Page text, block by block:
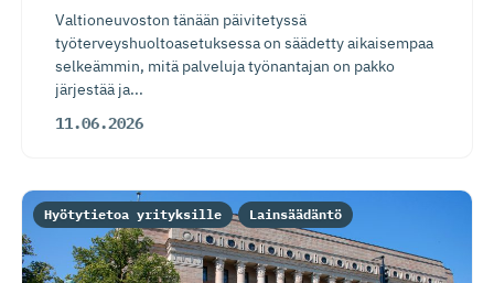
Valtioneuvoston tänään päivitetyssä
työterveyshuoltoasetuksessa on säädetty aikaisempaa
selkeämmin, mitä palveluja työnantajan on pakko
järjestää ja...
11.06.2026
Hyötytietoa yrityksille Lainsäädäntö